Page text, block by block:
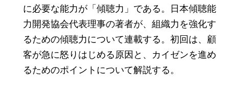
に必要な能力が「傾聴力」である。日本傾聴能
力開発協会代表理事の著者が、組織力を強化す
るための傾聴力について連載する。初回は、顧
客が急に怒りはじめる原因と、カイゼンを進め
るためのポイントについて解説する。